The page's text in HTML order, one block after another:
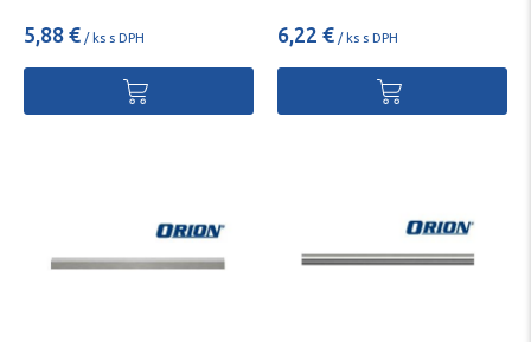
5,88 € / ks s DPH 6,22 € / ks s DPH